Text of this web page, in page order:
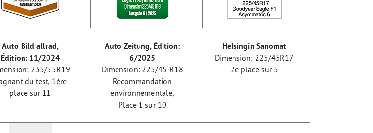
Auto Bild allrad,
Édition: 11/2024
235/55R19
du test, 1ère
place sur 11
Auto Zeitung, Édition:
6/2025
Dimension: 225/45 R18
Recommandation
environnementale,
Place 1 sur 10
Helsingin Sanomat
Dimension: 225/45R17
2e place sur 5